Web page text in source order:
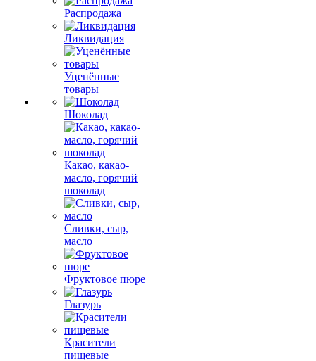
Распродажа
Ликвидация
Уценённые
товары
Шоколад
Какао, какао-
масло, горячий
шоколад
Сливки, сыр,
масло
Фруктовое пюре
Глазурь
Красители
пищевые